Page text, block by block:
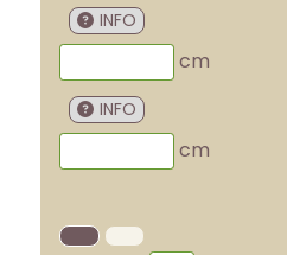
INFO
cm
INFO
cm